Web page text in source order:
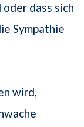
dass sich
Sympathie
wird,